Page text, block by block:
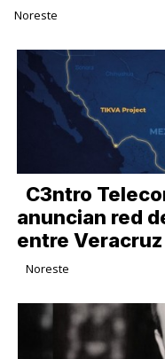
Noreste
C3ntro
anuncian red
entre Veracruz
Noreste